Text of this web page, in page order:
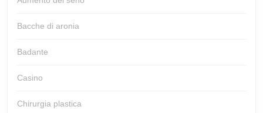
Bacche di aronia
Badante
Casino
Chirurgia plastica